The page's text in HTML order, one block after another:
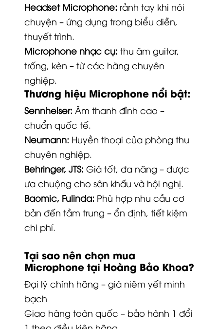
Headset Microphone: rảnh tay khi nói
chuyện – ứng dụng trong biểu diễn,
thuyết trình.
Microphone nhạc cụ: thu âm guitar,
trống, kèn – từ các hãng chuyên
nghiệp.
Thương hiệu Microphone nổi bật:
Sennheiser: Âm thanh đỉnh cao –
chuẩn quốc tế.
Neumann: Huyền thoại của phòng thu
chuyên nghiệp.
Behringer, JTS: Giá tốt, đa năng – được
ưa chuộng cho sân khấu và hội nghị.
Baomic, Fulinda: Phù hợp nhu cầu cơ
bản đến tầm trung – ổn định, tiết kiệm
chi phí.
Tại sao nên chọn mua
Microphone tại Hoàng Bảo Khoa?
Đại lý chính hãng – giá niêm yết minh
bạch
Giao hàng toàn quốc – bảo hành 1 đổi